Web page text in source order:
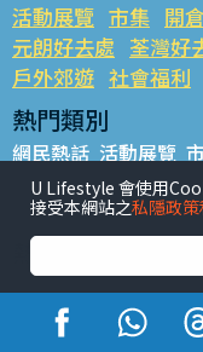
活動展覽 市集 開倉
元朗好去處 荃灣好
戶外郊遊 社會福利
熱門類別
網民熱話 活動展覽
銅鑼灣好去處 元朗好
餐廳情報 戶外郊遊
熱門標籤
#UGO搵好去處 #人
#親子玩樂好去處
#UJetso禮物放送
U Lifestyle 會使用
接受本網站之私隱政